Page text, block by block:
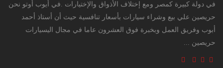
في دولة كبيرة كمصر ومع إختلاف الأذواق والإختيارات .في أيوب أوتو نحن
حريصين علي بيع وشراء سيارات بأسعار تنافسية حيث أن أستاذ أحمد
أبوب وفريق العمل وبخبرة فوق العشرون عاما في مجال اليسيارات
حريصين ...